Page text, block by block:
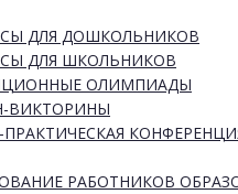
ДЛЯ ДОШКОЛЬНИКОВ
ДЛЯ ШКОЛЬНИКОВ
ОЛИМПИАДЫ
ВИКТОРИНЫ
ПРАКТИЧЕСКАЯ
РАБОТНИКОВ